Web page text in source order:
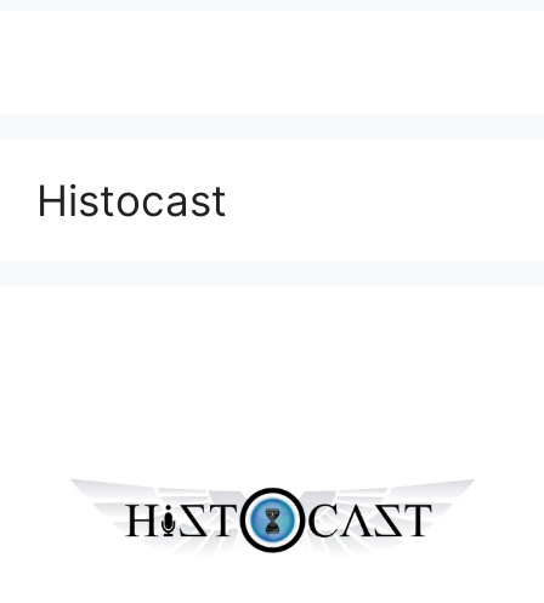
Histocast